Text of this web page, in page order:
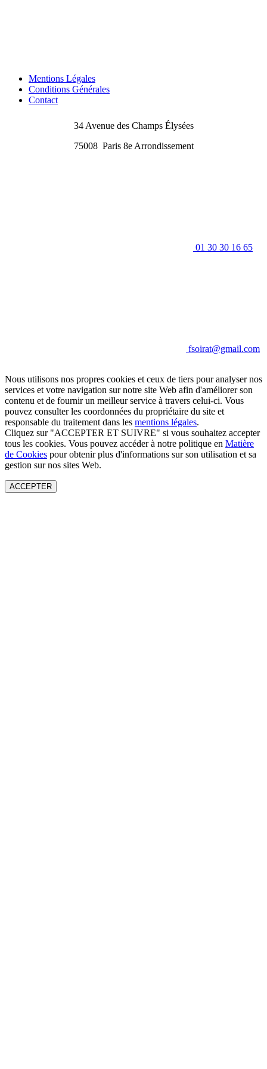
Mentions Légales
Conditions Générales
Contact
34 Avenue des Champs Élysées
75008 Paris 8e Arrondissement
01 30 30 16 65
fsoirat@gmail.com
Nous utilisons nos propres cookies et ceux de tiers pour analyser nos
services et votre navigation sur notre site Web afin d'améliorer son
contenu et de fournir un meilleur service à travers celui-ci. Vous
pouvez consulter les coordonnées du propriétaire du site et
responsable du traitement dans les mentions légales.
Cliquez sur "ACCEPTER ET SUIVRE" si vous souhaitez accepter
tous les cookies. Vous pouvez accéder à notre politique en Matière
de Cookies pour obtenir plus d'informations sur son utilisation et sa
gestion sur nos sites Web.
ACCEPTER